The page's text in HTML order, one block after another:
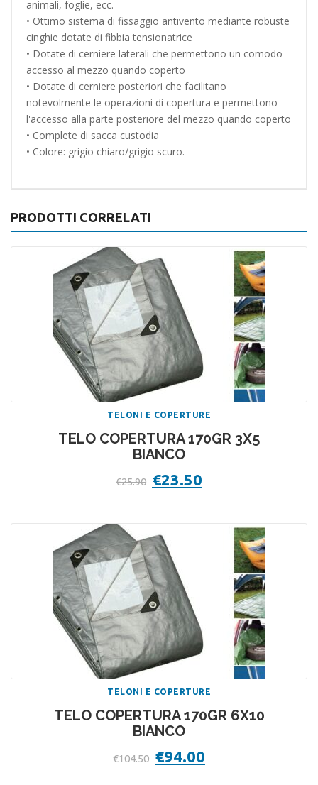
animali, foglie, ecc.
• Ottimo sistema di fissaggio antivento mediante robuste
cinghie dotate di fibbia tensionatrice
• Dotate di cerniere laterali che permettono un comodo
accesso al mezzo quando coperto
• Dotate di cerniere posteriori che facilitano
notevolmente le operazioni di copertura e permettono
l'accesso alla parte posteriore del mezzo quando coperto
• Complete di sacca custodia
• Colore: grigio chiaro/grigio scuro.
PRODOTTI CORRELATI
TELONI E COPERTURE
TELO COPERTURA 170GR 3X5
BIANCO
€25.90 Il
prezzo
€23.50prezzo
TELONI E COPERTURE
TELO COPERTURA 170GR 6X10
BIANCO
€104.50 Il
prezzo
€94.00prezzo